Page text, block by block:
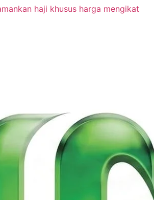
haji khusus harga mengikat